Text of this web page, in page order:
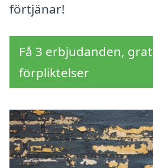
förtjänar!
Få 3 erbjudanden,
förpliktelser